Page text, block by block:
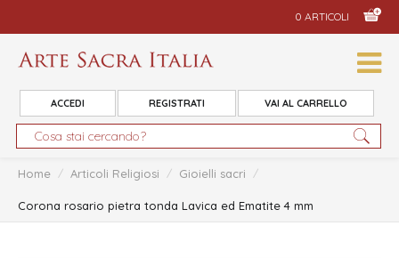
0 ARTICOLI
ACCEDI REGISTRATI VAI AL CARRELLO
Home / Articoli Religiosi / Gioielli sacri /
Corona rosario pietra tonda Lavica ed Ematite 4 mm